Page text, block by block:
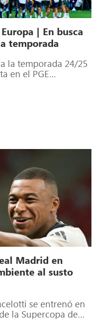
| En busca
temporada
la temporada 24/25
en el PGE
Madrid en
al susto
se entrenó en
la Supercopa de